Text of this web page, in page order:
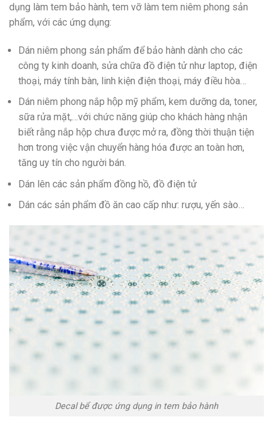
dụng làm tem bảo hành, tem vỡ làm tem niêm phong sản
phẩm, với các ứng dụng:
Dán niêm phong sản phẩm để bảo hành dành cho các
công ty kinh doanh, sửa chữa đồ điện tử như laptop, điện
thoại, máy tính bàn, linh kiện điện thoại, máy điều hòa…
Dán niêm phong nắp hộp mỹ phẩm, kem dưỡng da, toner,
sữa rửa mặt,…với chức năng giúp cho khách hàng nhận
biết rằng nắp hộp chưa được mở ra, đồng thời thuận tiện
hơn trong việc vận chuyển hàng hóa được an toàn hơn,
tăng uy tín cho người bán.
Dán lên các sản phẩm đồng hồ, đồ điện tử
Dán các sản phẩm đồ ăn cao cấp như: rượu, yến sào…
Decal bể được ứng dụng in tem bảo hành